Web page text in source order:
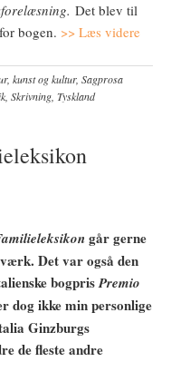
Det blev til
bogen. >> Læs videre
kunst og kultur, Sagprosa
Skrivning Tyskland
går gerne
Det var også den
bogprisPremio
dog ikke min personlige
Ginzburgs
de fleste andre